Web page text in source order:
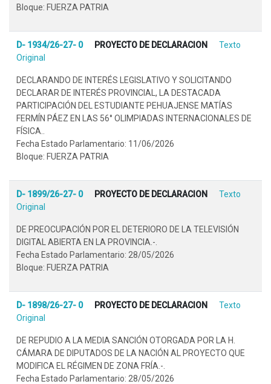
Bloque: FUERZA PATRIA
D- 1934/26-27- 0 PROYECTO DE DECLARACION
Texto
Original
DECLARANDO DE INTERÉS LEGISLATIVO Y SOLICITANDO
DECLARAR DE INTERÉS PROVINCIAL, LA DESTACADA
PARTICIPACIÓN DEL ESTUDIANTE PEHUAJENSE MATÍAS
FERMÍN PÁEZ EN LAS 56° OLIMPIADAS INTERNACIONALES DE
FÍSICA..
Fecha Estado Parlamentario: 11/06/2026
Bloque: FUERZA PATRIA
D- 1899/26-27- 0 PROYECTO DE DECLARACION
Texto
Original
DE PREOCUPACIÓN POR EL DETERIORO DE LA TELEVISIÓN
DIGITAL ABIERTA EN LA PROVINCIA.-.
Fecha Estado Parlamentario: 28/05/2026
Bloque: FUERZA PATRIA
D- 1898/26-27- 0 PROYECTO DE DECLARACION
Texto
Original
DE REPUDIO A LA MEDIA SANCIÓN OTORGADA POR LA H.
CÁMARA DE DIPUTADOS DE LA NACIÓN AL PROYECTO QUE
MODIFICA EL RÉGIMEN DE ZONA FRÍA.-.
Fecha Estado Parlamentario: 28/05/2026